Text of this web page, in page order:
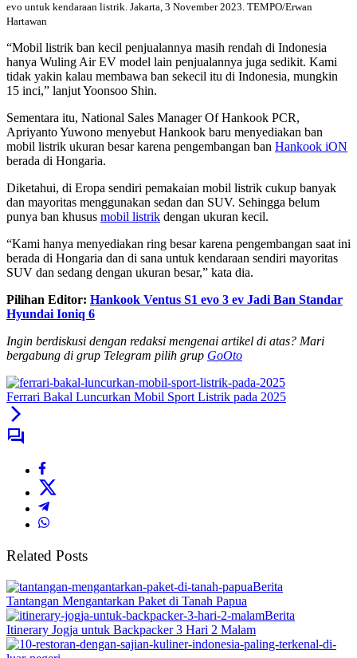
evo untuk kendaraan listrik. Jakarta, 3 November 2023. TEMPO/Erwan
Hartawan
“Mobil listrik ban kecil penjualannya masih rendah di Indonesia
hanya Wuling Air EV model lain penjualannya juga sedikit. Kami
tidak yakin kalau membawa ban sekecil itu di Indonesia, mungkin
15 inci,” lanjut Yoonsoo Shin.
Sementara itu, National Sales Manager Of Hankook PCR,
Apriyanto Yuwono menyebut Hankook baru menyediakan ban
mobil listrik ukuran besar karena pengembangan ban Hankook iON
berada di Hongaria.
Diketahui, di Eropa sendiri pemakaian mobil listrik cukup banyak
dan mayoritas menggunakan sedan dan SUV. Sehingga belum
punya ban khusus mobil listrik dengan ukuran kecil.
“Kami hanya menyediakan ring besar karena pengembangan saat ini
berada di Hongaria dan di sana untuk kendaraan sendiri mayoritas
SUV dan sedang dengan ukuran besar,” kata dia.
Pilihan Editor: Hankook Ventus S1 evo 3 ev Jadi Ban Standar
Hyundai Ioniq 6
Ingin berdiskusi dengan redaksi mengenai artikel di atas? Mari
bergabung di grup Telegram pilih grup GoOto
Ferrari Bakal Luncurkan Mobil Sport Listrik pada 2025
Related Posts
Berita
Tantangan Mengantarkan Paket di Tanah Papua
Berita
Itinerary Jogja untuk Backpacker 3 Hari 2 Malam